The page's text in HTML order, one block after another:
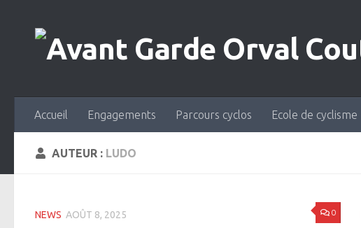
Accueil Engagements Parcours cyclos Ecole de cyclisme
AUTEUR : LUDO
0
NEWS AOÛT 8, 2025